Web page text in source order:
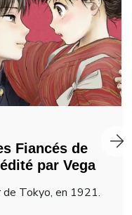
Fiancés de
par Vega
Tokyo, en 1921.